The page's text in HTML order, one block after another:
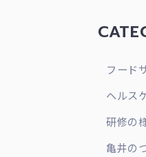
フード
ヘルス
研修の
亀井の